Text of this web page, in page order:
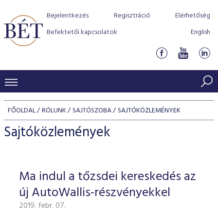
Bejelentkezés Regisztráció
Elérhetőség
Befektetői kapcsolatok
English
KERESKEDÉSI ADATOK
INDEXEK
Jelzáloglevél indexek
Vállalati kötvény indexek
Azonnali Piac
Részvények
Származékos piac
BEFEKTETŐK
Részvény szekció
Hitelpapír szekció
BÉT szabályzatok
Befektetővédelem
Alkalmazott díjstruktúra
Elszámolás
Részvény és vállalati kötvény tőzsdei bevezetését
program
BÉT Xtend - Részvénypiac egyszerűen
TŐZSDETAGOK
Tőzsdetagok, üzletkötők
VENDOROK
FŐOLDAL RÓLUNK SAJTÓSZOBA SAJTÓKÖZLEMÉNYEK
Sajtóközlemények
Ma indul a tőzsdei kereskedés az
új AutoWallis-részvényekkel
2019. febr. 07.